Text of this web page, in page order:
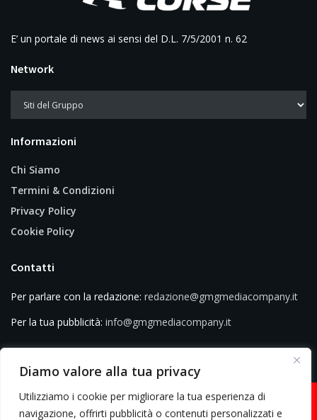
Diamo valore alla tua privacy
Utilizziamo i cookie per migliorare la tua esperienza di
navigazione, offrirti pubblicità o contenuti personalizzati e
E’ un portale di news ai sensi del D.L. 7/5/2001 n. 62
Network
Informazioni
Chi Siamo
Termini & Condizioni
Privacy Policy
Cookie Policy
Contatti
Per parlare con la redazione: redazione@gmgmediacompany.it
Per la tua pubblicità: info@gmgmediacompany.it